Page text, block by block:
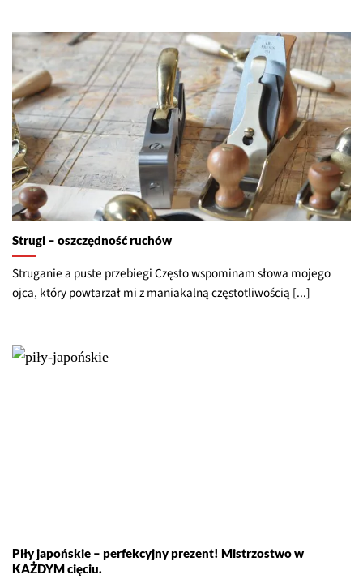
Strugi – oszczędność ruchów
Struganie a puste przebiegi Często wspominam słowa mojego
ojca, który powtarzał mi z maniakalną częstotliwością [...]
Piły japońskie – perfekcyjny prezent! Mistrzostwo w
KAŻDYM cięciu.